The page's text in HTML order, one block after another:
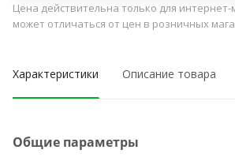
Цена действительна только для интернет-
может отличаться от цен в розничных
Характеристики Описание товара
Общие параметры